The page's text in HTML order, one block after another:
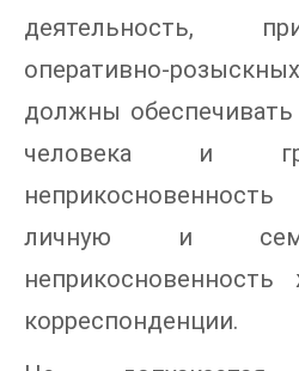
деятельность,
оперативно-
должны
человека и
личную и
корреспонденции.